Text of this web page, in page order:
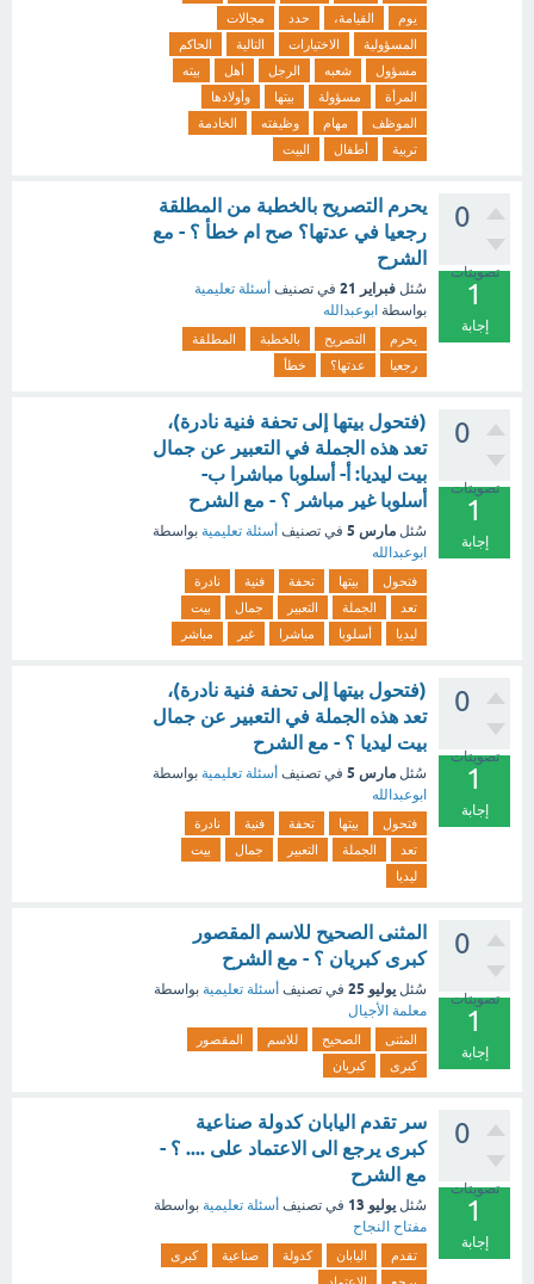
يوم
القيامة، حدد
مجالات
المسؤولية
الاختيارات التالية
الحاكم
مسؤول
شعبه الرجل أهل
بيته
المرأة
مسؤولة بيتها
وأولادها
الموظف
مهام وظيفته
الخادمة
تربية
أطفال البيت
0
تصويتات
1
إجابة
يحرم التصريح بالخطبة من المطلقة
رجعيا في عدتها؟ صح ام خطأ ؟ - مع
الشرح
سُئل فبراير 21 في تصنيف أسئلة تعليمية
بواسطة ابوعبدالله
يحرم التصريح بالخطبة
المطلقة
رجعيا
عدتها؟ خطأ
0
تصويتات
1
إجابة
(فتحول بيتها إلى تحفة فنية نادرة)،
تعد هذه الجملة في التعبير عن جمال
بيت ليديا: أ- أسلوبا مباشرا ب-
أسلوبا غير مباشر ؟ - مع الشرح
سُئل مارس 5 في تصنيف أسئلة تعليمية بواسطة
ابوعبدالله
فتحول بيتها تحفة فنية
نادرة
تعد
الجملة التعبير جمال
بيت
ليديا
أسلوبا مباشرا غير مباشر
0
تصويتات
1
إجابة
(فتحول بيتها إلى تحفة فنية نادرة)،
تعد هذه الجملة في التعبير عن جمال
بيت ليديا ؟ - مع الشرح
سُئل مارس 5 في تصنيف أسئلة تعليمية بواسطة
ابوعبدالله
فتحول بيتها تحفة فنية
نادرة
تعد
الجملة التعبير جمال
بيت
ليديا
0
تصويتات
1
إجابة
المثنى الصحيح للاسم المقصور
كبرى كبريان ؟ - مع الشرح
سُئل يوليو 25 في تصنيف أسئلة تعليمية بواسطة
معلمة الأجيال
المثنى الصحيح للاسم
المقصور
كبرى
كبريان
0
تصويتات
1
إجابة
سر تقدم اليابان كدولة صناعية
كبرى يرجع الى الاعتماد على .... ؟ -
مع الشرح
سُئل يوليو 13 في تصنيف أسئلة تعليمية بواسطة
مفتاح النجاح
تقدم اليابان كدولة صناعية
كبرى